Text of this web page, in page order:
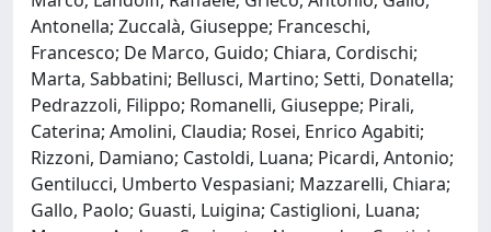
Antonella; Zuccalà, Giuseppe; Franceschi,
Francesco; De Marco, Guido; Chiara, Cordischi;
Marta, Sabbatini; Bellusci, Martino; Setti, Donatella;
Pedrazzoli, Filippo; Romanelli, Giuseppe; Pirali,
Caterina; Amolini, Claudia; Rosei, Enrico Agabiti;
Rizzoni, Damiano; Castoldi, Luana; Picardi, Antonio;
Gentilucci, Umberto Vespasiani; Mazzarelli, Chiara;
Gallo, Paolo; Guasti, Luigina; Castiglioni, Luana;